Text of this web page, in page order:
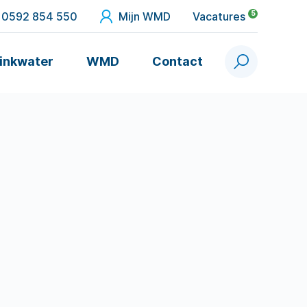
0592 854 550 Mijn WMD Vacatures 5
WMD Contact Zoek